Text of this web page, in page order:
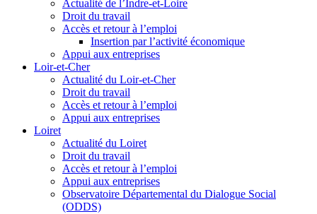
Actualité de l’Indre-et-Loire
Droit du travail
Accès et retour à l’emploi
Insertion par l’activité économique
Appui aux entreprises
Loir-et-Cher
Actualité du Loir-et-Cher
Droit du travail
Accès et retour à l’emploi
Appui aux entreprises
Loiret
Actualité du Loiret
Droit du travail
Accès et retour à l’emploi
Appui aux entreprises
Observatoire Départemental du Dialogue Social
(ODDS)